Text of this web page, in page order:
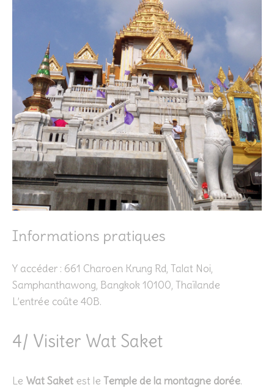
Informations pratiques
Y accéder : 661 Charoen Krung Rd, Talat Noi,
Samphanthawong, Bangkok 10100, Thaïlande
L’entrée coûte 40B.
4/ Visiter Wat Saket
Le Wat Saket est le Temple de la montagne dorée.